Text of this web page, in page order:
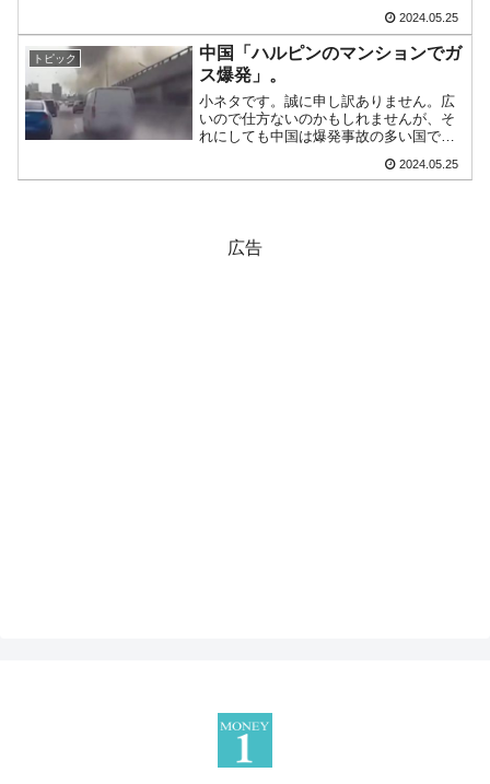
韓国型イージス搭載の次世代駆逐艦
「KDDX」1番艦、2032年竣工と公示
『Money1』
【対日本円】ウォン安が急進！ 日米の協調に
韓国がいっちょがみしたのでは。
ックの統計です。簡単にいうと残高の数
字がこ...
2024.05.25
トピック
中国「ハルピンのマンションでガ
ス爆発」。
小ネタです。誠に申し訳ありません。広
いので仕方ないのかもしれませんが、そ
れにしても中国は爆発事故の多い国で
ピン市のマンションで爆発事故が起こり
2024.05.25
広告